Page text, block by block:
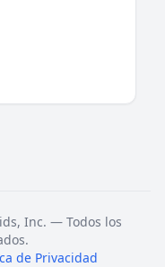
Inc. — Todos los
de Privacidad